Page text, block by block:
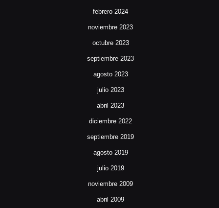
febrero 2024
noviembre 2023
octubre 2023
septiembre 2023
agosto 2023
julio 2023
abril 2023
diciembre 2022
septiembre 2019
agosto 2019
julio 2019
noviembre 2009
abril 2009